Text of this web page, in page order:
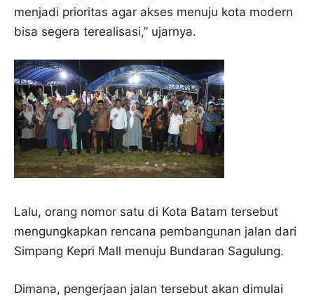
menjadi prioritas agar akses menuju kota modern
bisa segera terealisasi,” ujarnya.
Lalu, orang nomor satu di Kota Batam tersebut
mengungkapkan rencana pembangunan jalan dari
Simpang Kepri Mall menuju Bundaran Sagulung.
Dimana, pengerjaan jalan tersebut akan dimulai